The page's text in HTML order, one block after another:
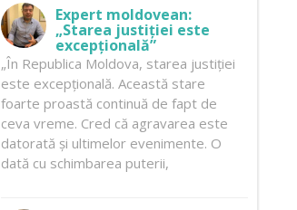
Expert moldovean:
„Starea justiției este
excepțională”
„În Republica Moldova, starea justiției
este excepțională. Această stare
foarte proastă continuă de fapt de
ceva vreme. Cred că agravarea este
datorată și ultimelor evenimente. O
dată cu schimbarea puterii,